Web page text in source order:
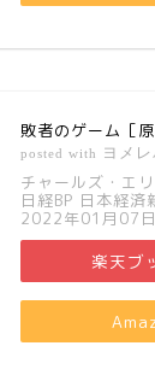
敗者のゲーム［
posted with ヨメ
チャールズ・エ
日経BP 日本経済
2022年01月07
楽天ブ